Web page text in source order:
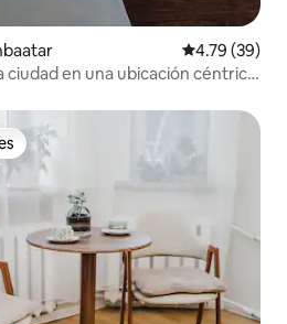
Calificación
4.79 (39)
ciudad en una ubicación céntrica